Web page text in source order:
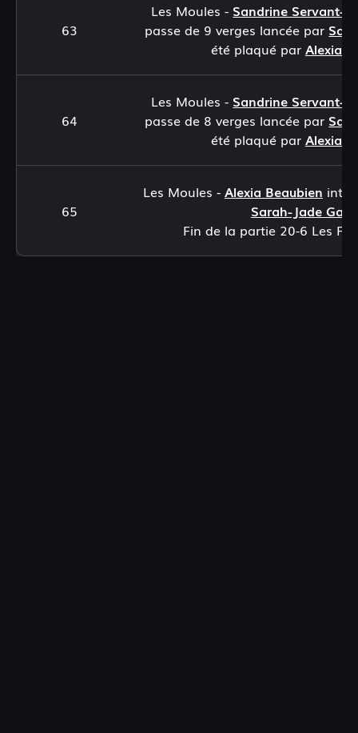
63
Les Moules - Sandrine Servant-
passe de 9 verges lancée par
été plaqué par Alexia
64
Les Moules - Sandrine Servant-
passe de 8 verges lancée par
été plaqué par Alexia
65
Les Moules - Alexia Beaubien
Sarah-Jade
Fin de la partie 20-6 Les